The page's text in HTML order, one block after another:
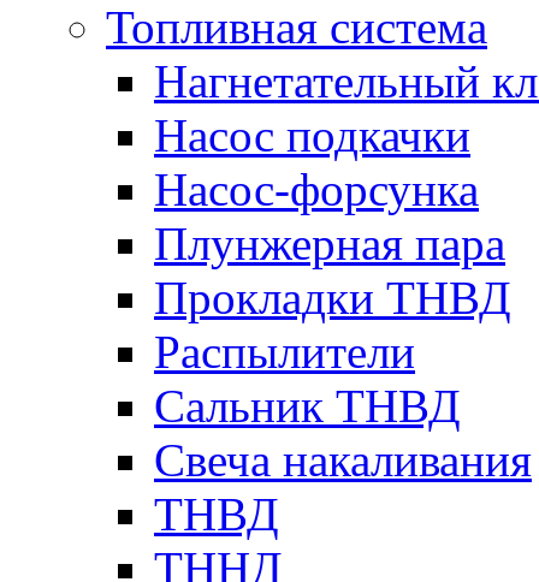
Топливная система
Нагнетательный
Насос подкачки
Насос-форсунка
Плунжерная пара
Прокладки ТНВД
Распылители
Сальник ТНВД
Свеча накаливания
ТНВД
ТННД